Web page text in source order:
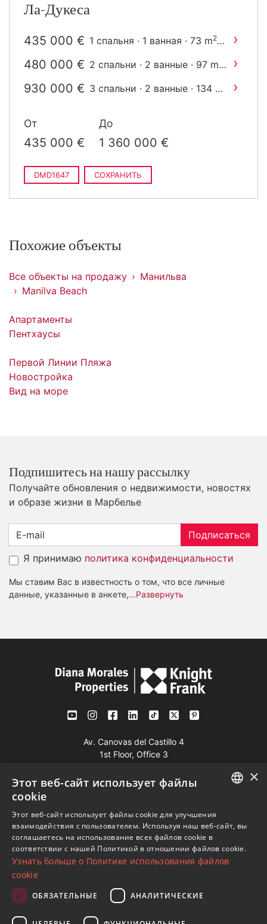
Ла-Дукеса
435 000 € 1 спальня · 1 ванная · 73 m2 ›
480 000 € 2 спальни · 2 ванные · 97 m ›
930 000 € 3 спальни · 2 ванные · 134 m ›
m2построен
От
435 000 €
До
1 360 000 €
DMD1647 СОХРАНИТЬ
Похожие объекты
Все объекты на продажу
Манильва
Manilva Beach
Апартаменты
Пентхаусы
Первой Линии Пляжа
Новостройка
Вид на море
Подпишитесь на нашу рассылку
Получайте обновления о недвижимости, новостях
и образе жизни в Марбелье
Подписаться
Я принимаю политика конфиденциальности
Мы ставим Вас в известность о том, что все личные
данные, указанные в анкете,...Развернуть
Av. Canovas del Castillo 4
1st Floor, Office 3
Посмотреть на карте
Телефон:+34 952 765 138
Моб:+34 601 636 766
Whatsapp:+34 952 765 138
www.dmproperties.com
© Copyright 1989 - 2026 Diana Morales Properties Knight
SPANISH
FRENCH
×
Этот веб-сайт использует файлы
cookie
Этот веб-сайт использует файлы cookie для улучшения
взаимодействия с пользователем. Используя наш веб-сайт, вы
соглашаетесь на использование всех файлов cookie в
соответствии с нашей Политикой в ​​отношении файлов cookie.
Узнать больше о Политике использования файлов
cookie
ОБЯЗАТЕЛЬНЫЕ АНАЛИТИЧЕСКИЕ